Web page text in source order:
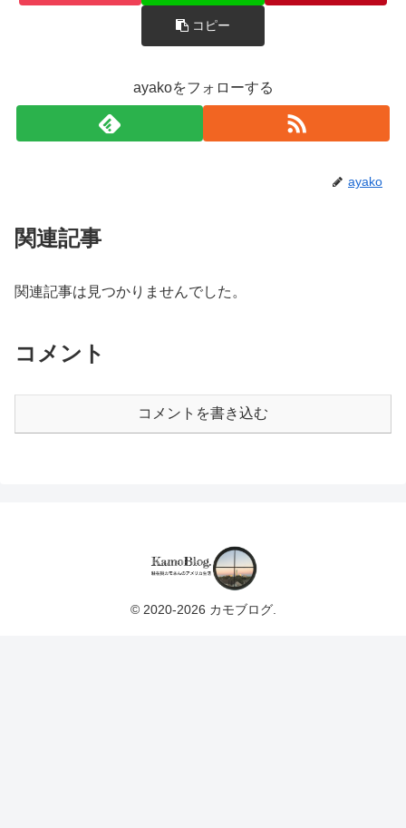
コピー
ayakoをフォローする
ayako
関連記事
関連記事は見つかりませんでした。
コメント
コメントを書き込む
© 2020-2026 カモブログ.